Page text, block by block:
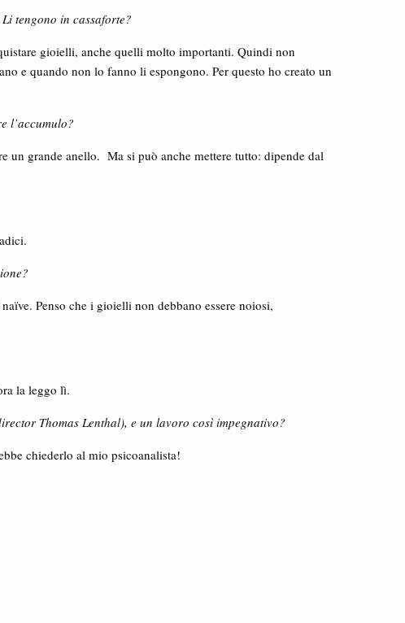
tengono in cassaforte?
gioielli, anche quelli molto importanti. Quindi non
e quando non lo fanno li espongono. Per questo ho creato un
l’accumulo?
un grande anello. Ma si può anche mettere tutto: dipende dal
Penso che i gioielli non debbano essere noiosi,
la leggo lì.
Thomas Lenthal), e un lavoro così impegnativo?
chiederlo al mio psicoanalista!